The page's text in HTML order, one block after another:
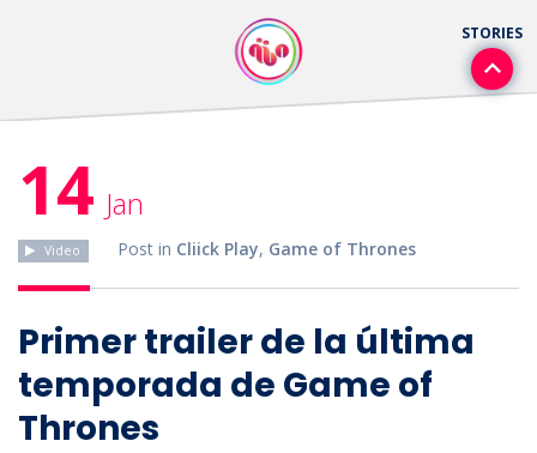
14 Jan
Video Post in Cliick Play, Game of Thrones
Primer trailer de la última
temporada de Game of
Thrones